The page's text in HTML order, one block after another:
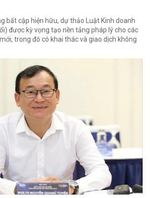
bất cập hiện hữu, dự thảo Luật Kinh doanh
được kỳ vọng tạo nền tảng pháp lý cho các
trong đó có khai thác và giao dịch không